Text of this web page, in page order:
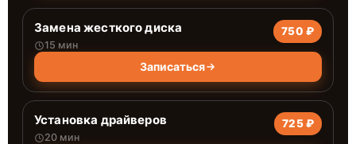
Замена жесткого диска
15 мин
750 ₽
Записаться
Установка драйверов
20 мин
725 ₽